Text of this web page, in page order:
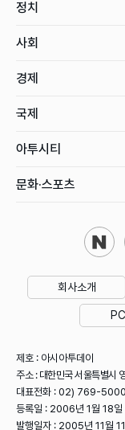
정치
사회
경제
국제
아투시티
문화·스포츠
회사소개
제호 : 아시아투데이
주소 : 대한민국 서울특별시
대표전화 : 02) 769-
등록일 : 2006년 1월 18일
발행일자 : 2005년 11월